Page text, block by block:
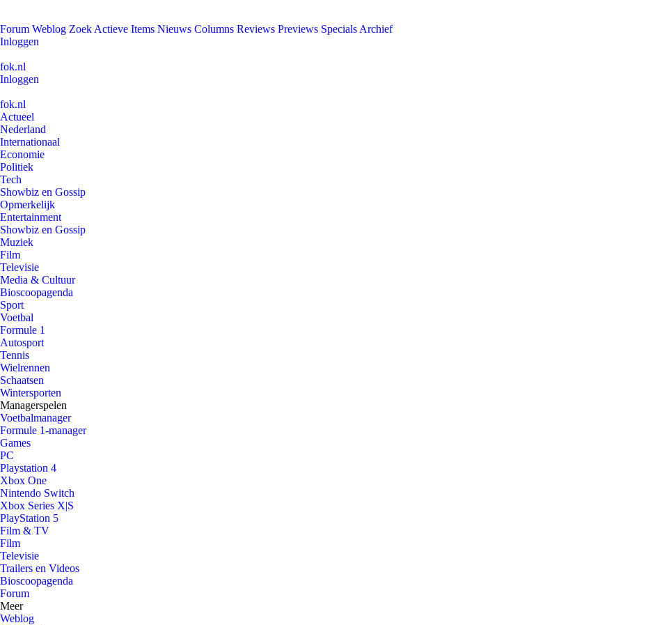
Forum Weblog Zoek Actieve Items Nieuws Columns Reviews Previews Specials Archief
Inloggen
fok.nl
Inloggen
fok.nl
Actueel
Nederland
Internationaal
Economie
Politiek
Tech
Showbiz en Gossip
Opmerkelijk
Entertainment
Showbiz en Gossip
Muziek
Film
Televisie
Media & Cultuur
Bioscoopagenda
Sport
Voetbal
Formule 1
Autosport
Tennis
Wielrennen
Schaatsen
Wintersporten
Managerspelen
Voetbalmanager
Formule 1-manager
Games
PC
Playstation 4
Xbox One
Nintendo Switch
Xbox Series X|S
PlayStation 5
Film & TV
Film
Televisie
Trailers en Videos
Bioscoopagenda
Forum
Meer
Weblog